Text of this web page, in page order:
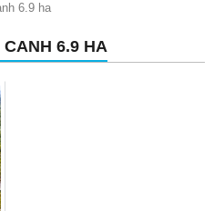
6.9 ha
6.9 HA